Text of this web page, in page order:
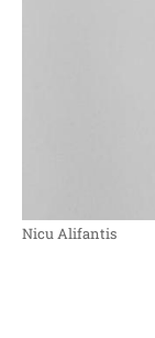
Nicu Alifantis